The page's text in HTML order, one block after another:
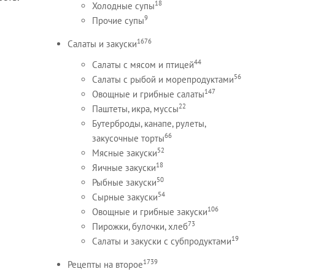
Холодные супы18
Прочие супы9
Салаты и закуски1676
Салаты с мясом и птицей44
Салаты с рыбой и морепродуктами56
Овощные и грибные салаты147
Паштеты, икра, муссы22
Бутерброды, канапе, рулеты,
закусочные торты66
Мясные закуски52
Яичные закуски18
Рыбные закуски50
Сырные закуски54
Овощные и грибные закуски106
Пирожки, булочки, хлеб73
Салаты и закуски с субпродуктами19
Рецепты на второе1739